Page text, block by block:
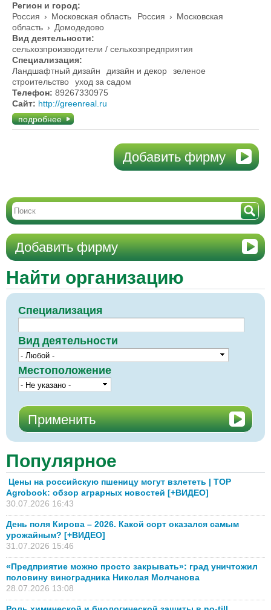
Регион и город:
Россия › Московская область Россия › Московская
область › Домодедово
Вид деятельности:
сельхозпроизводители / сельхозпредприятия
Специализация:
Ландшафтный дизайн
дизайн и декор
зеленое
строительство
уход за садом
Телефон: 89267330975
Сайт: http://greenreal.ru
подробнее
Добавить фирму
Добавить фирму
Найти организацию
Специализация
Вид деятельности
Местоположение
Популярное
Цены на российскую пшеницу могут взлететь | TOP
Agrobook: обзор аграрных новостей [+ВИДЕО]
30.07.2026 16:43
День поля Кирова – 2026. Какой сорт оказался самым
урожайным? [+ВИДЕО]
31.07.2026 15:46
«Предприятие можно просто закрывать»: град уничтожил
половину виноградника Николая Молчанова
28.07.2026 13:08